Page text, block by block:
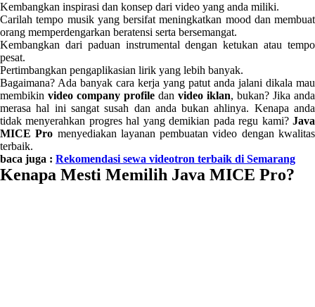
Kembangkan inspirasi dan konsep dari video yang anda miliki.
Carilah tempo musik yang bersifat meningkatkan mood dan membuat
orang memperdengarkan beratensi serta bersemangat.
Kembangkan dari paduan instrumental dengan ketukan atau tempo
pesat.
Pertimbangkan pengaplikasian lirik yang lebih banyak.
Bagaimana? Ada banyak cara kerja yang patut anda jalani dikala mau
membikin video company profile dan video iklan, bukan? Jika anda
merasa hal ini sangat susah dan anda bukan ahlinya. Kenapa anda
tidak menyerahkan progres hal yang demikian pada regu kami? Java
MICE Pro menyediakan layanan pembuatan video dengan kwalitas
terbaik.
baca juga : Rekomendasi sewa videotron terbaik di Semarang
Kenapa Mesti Memilih Java MICE Pro?